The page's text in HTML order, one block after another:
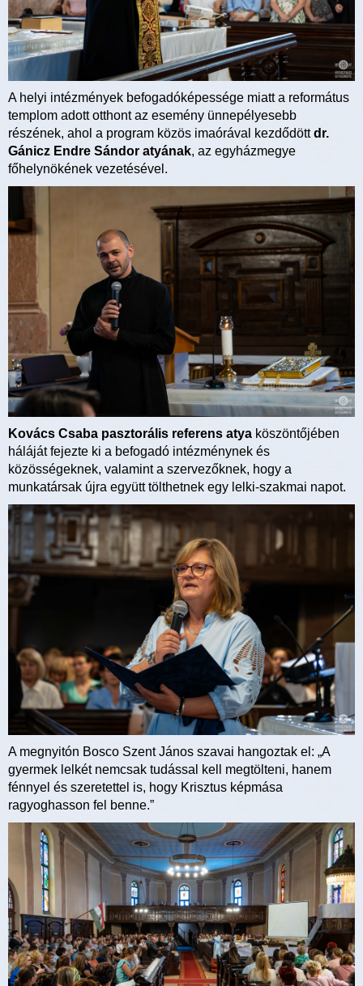
A helyi intézmények befogadóképessége miatt a református
templom adott otthont az esemény ünnepélyesebb
részének, ahol a program közös imaórával kezdődöttdr.
Gánicz Endre Sándor atyának, az egyházmegye
főhelynökének vezetésével.
Kovács Csaba pasztorális referens atya köszöntőjében
háláját fejezte ki a befogadó intézménynek és
közösségeknek, valamint a szervezőknek, hogy a
munkatársak újra együtt tölthetnek egy lelki-szakmai napot.
A megnyitón Bosco Szent János szavai hangoztak el: „A
gyermek lelkét nemcsak tudással kell megtölteni, hanem
fénnyel és szeretettel is, hogy Krisztus képmása
ragyoghasson fel benne.”